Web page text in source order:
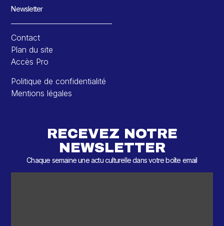
Newsletter
Contact
Plan du site
Accès Pro
Politique de confidentialité
Mentions légales
RECEVEZ NOTRE
NEWSLETTER
Chaque semaine une actu culturelle dans votre boîte email